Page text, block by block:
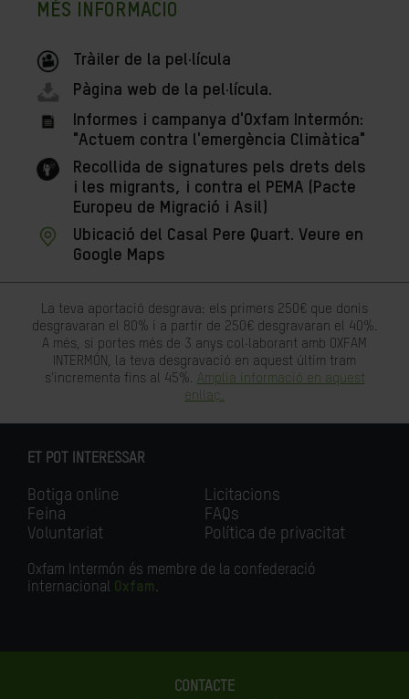
MÉS INFORMACIÓ
Tràiler de la pel·lícula
Pàgina web de la pel·lícula.
Informes i campanya d'Oxfam Intermón:
"Actuem contra l'emergència Climàtica"
Recollida de signatures pels drets dels
i les migrants, i contra el PEMA (Pacte
Europeu de Migració i Asil)
Ubicació del Casal Pere Quart. Veure en
Google Maps
La teva aportació desgrava: els primers 250€ que donis
desgravaran el 80% i a partir de 250€ desgravaran el 40%.
A més, si portes més de 3 anys col·laborant amb OXFAM
INTERMÓN, la teva desgravació en aquest últim tram
s'incrementa fins al 45%. Amplia informació en aquest
enllaç.
ET POT INTERESSAR
Botiga online
Feina
Voluntariat
Licitacions
FAQs
Política de privacitat
Oxfam Intermón és membre de la confederació
internacional Oxfam.
CONTACTE